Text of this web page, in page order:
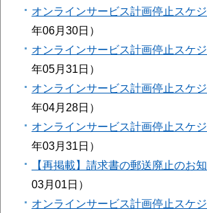
オンラインサービス計画停止スケ
年06月30日
オンラインサービス計画停止スケ
年05月31日
オンラインサービス計画停止スケ
年04月28日
オンラインサービス計画停止スケ
年03月31日
【再掲載】請求書の郵送廃止のお
03月01日
オンラインサービス計画停止スケ